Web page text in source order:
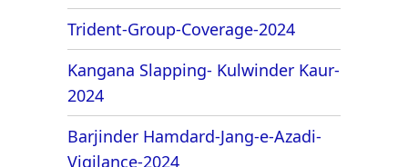
Trident-Group-Coverage-2024
Kangana Slapping- Kulwinder Kaur-
2024
Barjinder Hamdard-Jang-e-Azadi-
Vigilance-2024